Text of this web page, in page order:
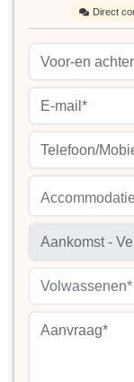
Direct
Volwassenen*